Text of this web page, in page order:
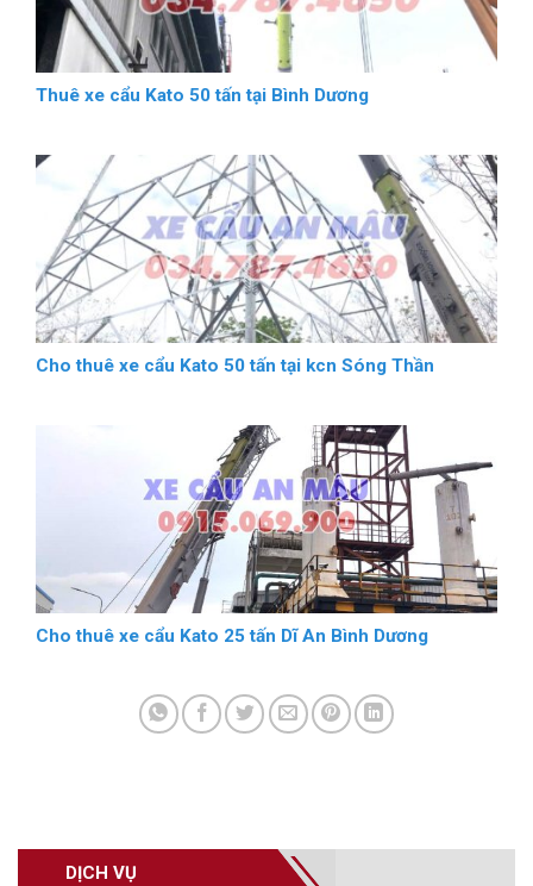
DỊCH VỤ
Thuê xe cẩu Kato 50 tấn tại Bình Dương
Cho thuê xe cẩu Kato 50 tấn tại kcn Sóng Thần
Cho thuê xe cẩu Kato 25 tấn Dĩ An Bình Dương